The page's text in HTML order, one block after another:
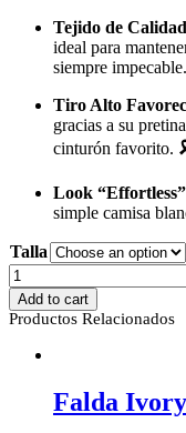
Tejido de
ideal para
siempre
Tiro Alto
gracias a su
cinturón favorito.
Look
simple camisa
Talla
Pantalón
Urban
Barrel
Add to cart
Productos Relacionados
Falda